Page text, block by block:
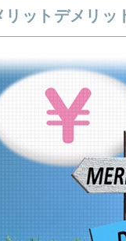
ットデメリッ